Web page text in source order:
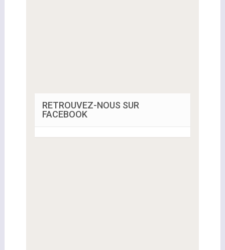
RETROUVEZ-NOUS SUR
FACEBOOK